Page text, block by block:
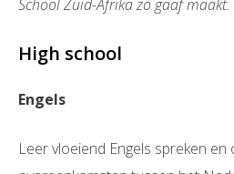
School Zuid-Afrika zo gaaf maakt.
High school
Engels
Leer vloeiend Engels spreken en